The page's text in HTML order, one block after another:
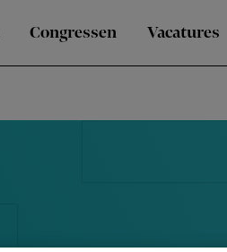
Congressen Vacatures